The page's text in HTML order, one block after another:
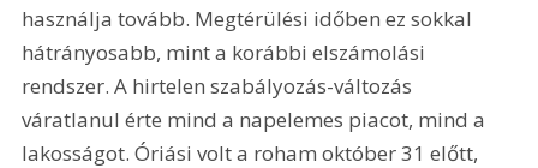
használja tovább. Megtérülési időben ez sokkal
hátrányosabb, mint a korábbi elszámolási
rendszer. A hirtelen szabályozás-változás
váratlanul érte mind a napelemes piacot, mind a
lakosságot. Óriási volt a roham október 31 előtt,